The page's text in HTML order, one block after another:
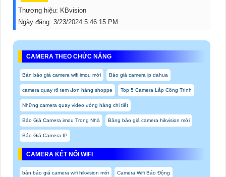
Thương hiệu: KBvision
Ngày đăng: 3/23/2024 5:46:15 PM
CAMERA THEO CHỨC NĂNG
Bản báo giá camera wifi imou mới Báo giá camera ip dahua
camera quay rõ tem đơn hàng shoppe Top 5 Camera Lắp Công Trình
Những camera quay video đóng hàng chi tiết
Báo Giá Camera imou Trong Nhà Bảng báo giá camera hikvision mới
Báo Giá Camera IP
CAMERA KẾT NỐI WIFI
bản báo giá camera wifi hikvision mới Camera Wifi Báo Động